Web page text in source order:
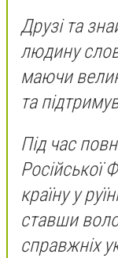
Друзі та
людину
маючи
та
Під час
Російської
країну у
ставши
справжніх